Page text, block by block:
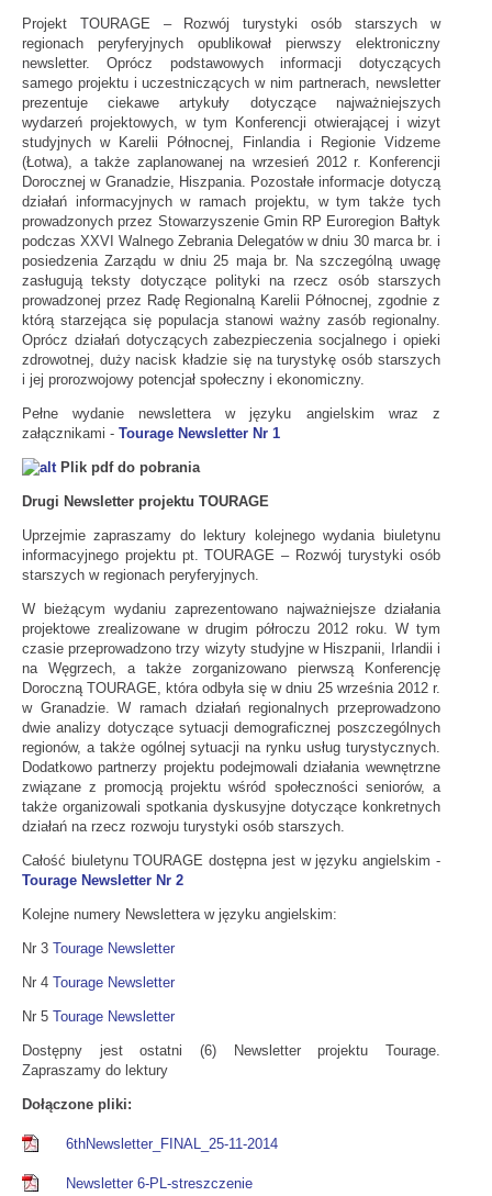
Projekt TOURAGE – Rozwój turystyki osób starszych w
regionach peryferyjnych opublikował pierwszy elektroniczny
newsletter. Oprócz podstawowych informacji dotyczących
samego projektu i uczestniczących w nim partnerach, newsletter
prezentuje ciekawe artykuły dotyczące najważniejszych
wydarzeń projektowych, w tym Konferencji otwierającej i wizyt
studyjnych w Karelii Północnej, Finlandia i Regionie Vidzeme
(Łotwa), a także zaplanowanej na wrzesień 2012 r. Konferencji
Dorocznej w Granadzie, Hiszpania. Pozostałe informacje dotyczą
działań informacyjnych w ramach projektu, w tym także tych
prowadzonych przez Stowarzyszenie Gmin RP Euroregion Bałtyk
podczas XXVI Walnego Zebrania Delegatów w dniu 30 marca br. i
posiedzenia Zarządu w dniu 25 maja br. Na szczególną uwagę
zasługują teksty dotyczące polityki na rzecz osób starszych
prowadzonej przez Radę Regionalną Karelii Północnej, zgodnie z
którą starzejąca się populacja stanowi ważny zasób regionalny.
Oprócz działań dotyczących zabezpieczenia socjalnego i opieki
zdrowotnej, duży nacisk kładzie się na turystykę osób starszych
i jej prorozwojowy potencjał społeczny i ekonomiczny.
Pełne wydanie newslettera w języku angielskim wraz z
załącznikami - Tourage Newsletter Nr 1
Plik pdf do pobrania
Drugi Newsletter projektu TOURAGE
Uprzejmie zapraszamy do lektury kolejnego wydania biuletynu
informacyjnego projektu pt. TOURAGE – Rozwój turystyki osób
starszych w regionach peryferyjnych.
W bieżącym wydaniu zaprezentowano najważniejsze działania
projektowe zrealizowane w drugim półroczu 2012 roku. W tym
czasie przeprowadzono trzy wizyty studyjne w Hiszpanii, Irlandii i
na Węgrzech, a także zorganizowano pierwszą Konferencję
Doroczną TOURAGE, która odbyła się w dniu 25 września 2012 r.
w Granadzie. W ramach działań regionalnych przeprowadzono
dwie analizy dotyczące sytuacji demograficznej poszczególnych
regionów, a także ogólnej sytuacji na rynku usług turystycznych.
Dodatkowo partnerzy projektu podejmowali działania wewnętrzne
związane z promocją projektu wśród społeczności seniorów, a
także organizowali spotkania dyskusyjne dotyczące konkretnych
działań na rzecz rozwoju turystyki osób starszych.
Całość biuletynu TOURAGE dostępna jest w języku angielskim -
Tourage Newsletter Nr 2
Kolejne numery Newslettera w języku angielskim:
Nr 3 Tourage Newsletter
Nr 4 Tourage Newsletter
Nr 5 Tourage Newsletter
Dostępny jest ostatni (6) Newsletter projektu Tourage.
Zapraszamy do lektury
Dołączone pliki:
6thNewsletter_FINAL_25-11-2014
Newsletter 6-PL-streszczenie